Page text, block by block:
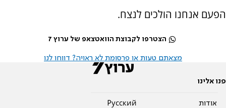
הפעם אנחנו הולכים לנצח.
הצטרפו לקבוצת הוואטצאפ של ערוץ 7
מצאתם טעות או פרסומת לא ראויה? דווחו לנו
פנו אלינו
אודות
Pусский